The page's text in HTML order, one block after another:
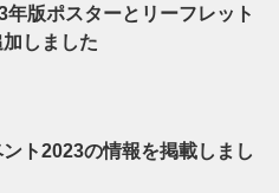
年版ポスターとリーフレット
加しました
ント2023の情報を掲載しまし